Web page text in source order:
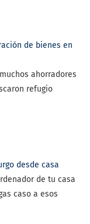
de bienes en
ahorradores
refugio
desde casa
de tu casa
caso a esos